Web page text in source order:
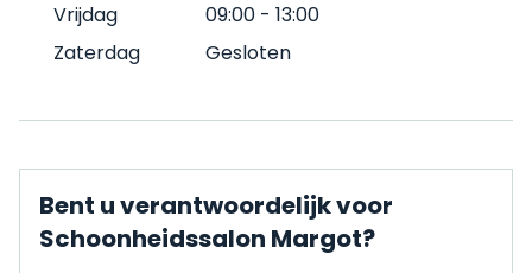
Vrijdag
09:00 - 13:00
Zaterdag
Gesloten
Bent u verantwoordelijk voor
Schoonheidssalon Margot?